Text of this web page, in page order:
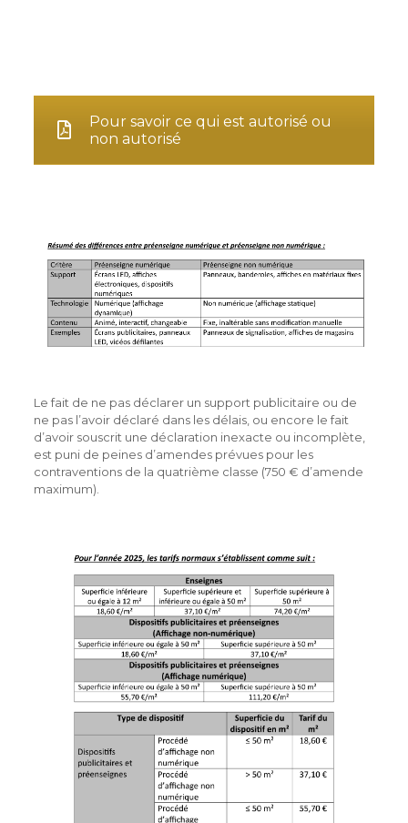
Pour savoir ce qui est autorisé ou
non autorisé
Le fait de ne pas déclarer un support publicitaire ou de
ne pas l’avoir déclaré dans les délais, ou encore le fait
d’avoir souscrit une déclaration inexacte ou incomplète,
est puni de peines d’amendes prévues pour les
contraventions de la quatrième classe (750 € d’amende
maximum).